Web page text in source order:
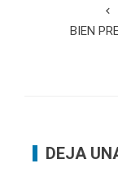
BIEN
DEJA